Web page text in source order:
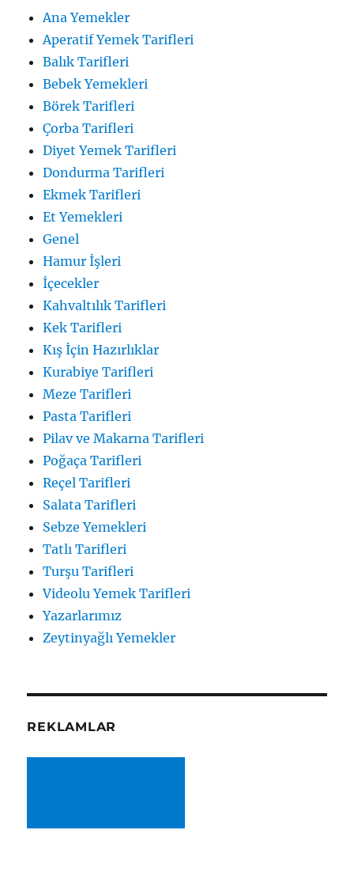
Ana Yemekler
Aperatif Yemek Tarifleri
Balık Tarifleri
Bebek Yemekleri
Börek Tarifleri
Çorba Tarifleri
Diyet Yemek Tarifleri
Dondurma Tarifleri
Ekmek Tarifleri
Et Yemekleri
Genel
Hamur İşleri
İçecekler
Kahvaltılık Tarifleri
Kek Tarifleri
Kış İçin Hazırlıklar
Kurabiye Tarifleri
Meze Tarifleri
Pasta Tarifleri
Pilav ve Makarna Tarifleri
Poğaça Tarifleri
Reçel Tarifleri
Salata Tarifleri
Sebze Yemekleri
Tatlı Tarifleri
Turşu Tarifleri
Videolu Yemek Tarifleri
Yazarlarımız
Zeytinyağlı Yemekler
REKLAMLAR